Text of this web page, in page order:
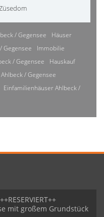
/ Gegensee
Häuser
Gegensee
Immobilie
/ Gegensee
Hauskauf
/ Gegensee
Einfamilienhäuser Ahlbeck /
mit großem Grundstück